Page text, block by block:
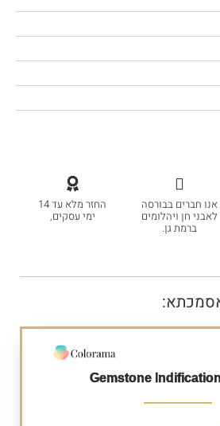
אנו חברים בבורסה
לאבני חן ויהלומים
ברמת גן.
החזר מלא עד 14
ימי עסקים,
Gemstone